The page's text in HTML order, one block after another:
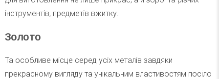
інструментів, предметів вжитку.
Золото
Та особливе місце серед усіх металів завдяки
прекрасному вигляду та унікальним властивостям посіло